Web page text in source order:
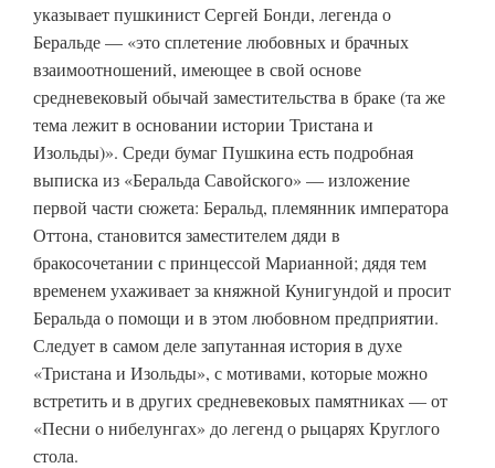
указывает пушкинист Сергей Бонди, легенда о
Беральде — «это сплетение любовных и брачных
взаимоотношений, имеющее в свой основе
средневековый обычай заместительства в браке (та же
тема лежит в основании истории Тристана и
Изольды)». Среди бумаг Пушкина есть подробная
выписка из «Беральда Савойского» — изложение
первой части сюжета: Беральд, племянник императора
Оттона, становится заместителем дяди в
бракосочетании с принцессой Марианной; дядя тем
временем ухаживает за княжной Кунигундой и просит
Беральда о помощи и в этом любовном предприятии.
Следует в самом деле запутанная история в духе
«Тристана и Изольды», с мотивами, которые можно
встретить и в других средневековых памятниках — от
«Песни о нибелунгах» до легенд о рыцарях Круглого
стола.